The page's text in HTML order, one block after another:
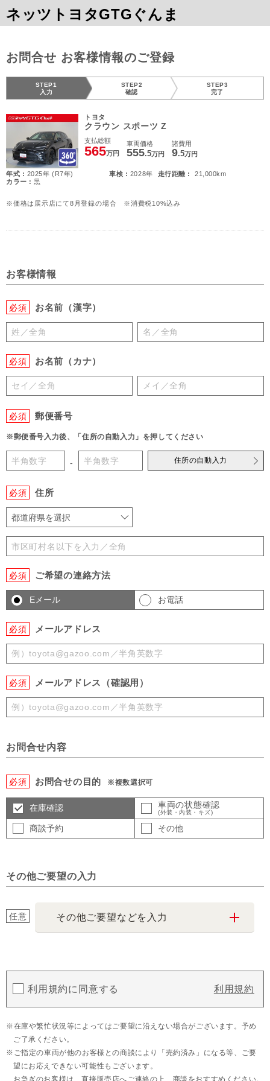
ネッツトヨタGTGぐんま
お問合せ お客様情報のご登録
STEP1
入力
STEP2
確認
STEP3
完了
トヨタ
クラウン スポーツ Z
支払総額
565万円
車両価格
555.5万円
諸費用
9.5万円
年式 : 2025年 (R7年) 車検 : 2028年 走行距離 :
21,000km
カラー :黒
※価格は展示店にて8月登録の場合 ※消費税10%込み
お客様情報
必須 お名前（漢字）
必須 お名前（カナ）
必須 郵便番号
※郵便番号入力後、「住所の自動入力」を押してください
- 住所の自動入力
必須 住所
都道府県を選択
必須 ご希望の連絡方法
Eメール お電話
必須 メールアドレス
必須 メールアドレス（確認用）
お問合せ内容
必須 お問合せの目的 ※複数選択可
在庫確認 車両の状態確認
(外装・内装・キズ)
商談予約 その他
その他ご要望の入力
任意 その他ご要望などを入力
利用規約に同意する 利用規約
在庫や繁忙状況等によってはご要望に沿えない場合がございます。予め
ご了承ください。
ご指定の車両が他のお客様との商談により「売約済み」になる等、ご要
望にお応えできない可能性もございます。
お急ぎのお客様は、直接販売店へご連絡の上、商談をおすすめください。